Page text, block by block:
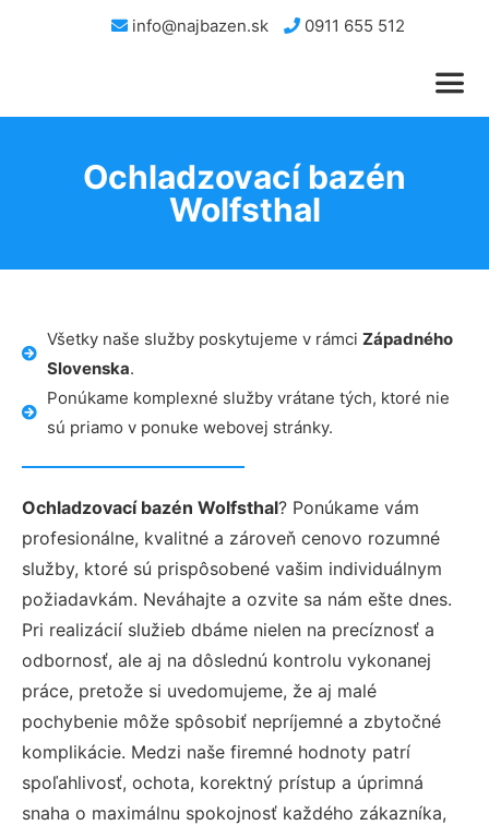
info@najbazen.sk 0911 655 512
Ochladzovací bazén
Wolfsthal
Všetky naše služby poskytujeme v rámci Západného
Slovenska.
Ponúkame komplexné služby vrátane tých, ktoré nie
sú priamo v ponuke webovej stránky.
Ochladzovací bazén Wolfsthal? Ponúkame vám
profesionálne, kvalitné a zároveň cenovo rozumné
služby, ktoré sú prispôsobené vašim individuálnym
požiadavkám. Neváhajte a ozvite sa nám ešte dnes.
Pri realizácií služieb dbáme nielen na precíznosť a
odbornosť, ale aj na dôslednú kontrolu vykonanej
práce, pretože si uvedomujeme, že aj malé
pochybenie môže spôsobiť nepríjemné a zbytočné
komplikácie. Medzi naše firemné hodnoty patrí
spoľahlivosť, ochota, korektný prístup a úprimná
snaha o maximálnu spokojnosť každého zákazníka,